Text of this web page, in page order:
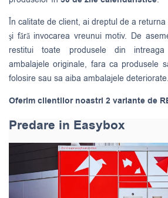
În calitate de client, ai dreptul de a returna
şi fără invocarea vreunui motiv. De
restitui toate produsele din
ambalajele originale, fara ca produsele
folosire sau sa aiba ambalajele deteriorate.
Oferim clientilor noastri 2 variante de
Predare in Easybox